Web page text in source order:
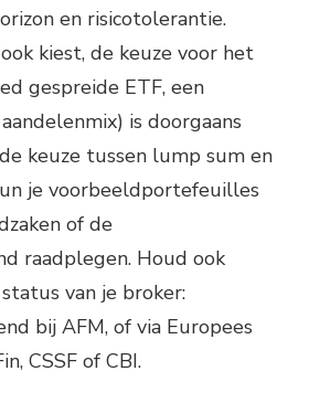
en risicotolerantie.
kiest, de keuze voor het
gespreide ETF, een
is doorgaans
keuze tussen lump sum en
je voorbeeldportefeuilles
of de
raadplegen. Houd ook
van je broker:
bij AFM, of via Europees
CSSF of CBI.